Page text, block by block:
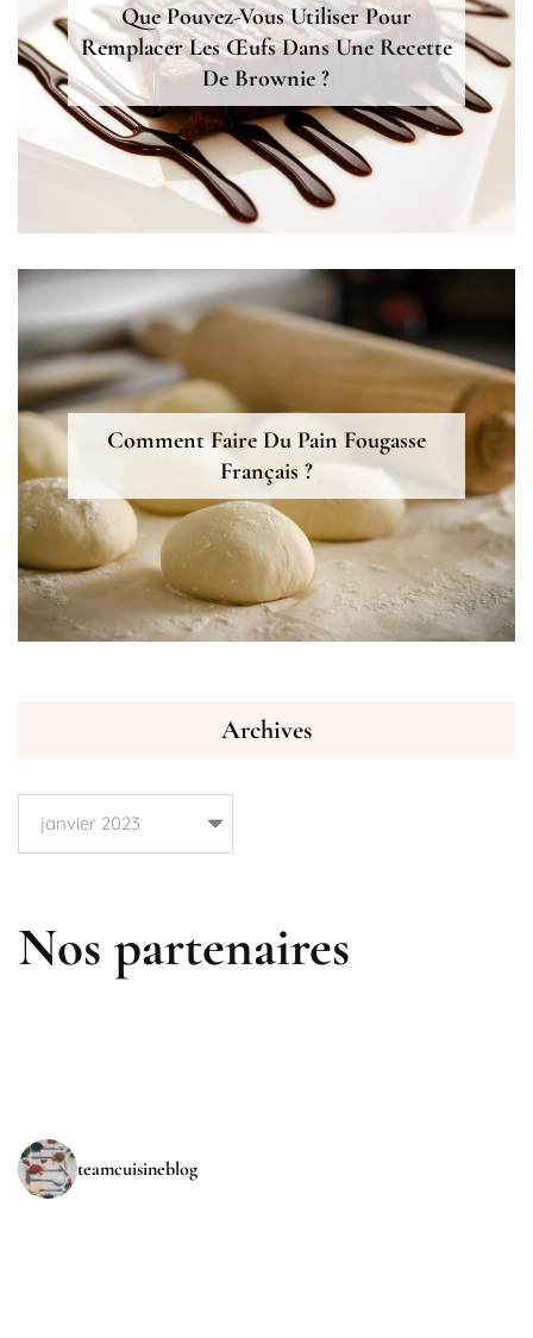
Que Pouvez-Vous Utiliser Pour
Remplacer Les Œufs Dans Une Recette
De Brownie ?
Comment Faire Du Pain Fougasse
Français ?
Archives
Nos partenaires
teamcuisineblog